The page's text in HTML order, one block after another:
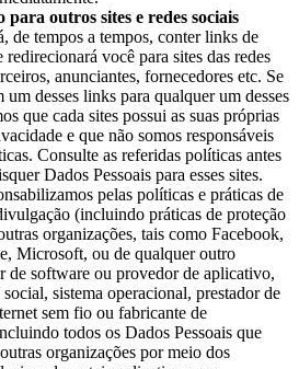
outros sites e redes sociais
de tempos a tempos, conter links de
você para sites das redes
anunciantes, fornecedores etc. Se
um desses links para qualquer um desses
que cada sites possui as suas próprias
e que não somos responsáveis
Consulte as referidas políticas antes
Dados Pessoais para esses sites.
pelas políticas e práticas de
(incluindo práticas de proteção
organizações, tais como Facebook,
Microsoft, ou de qualquer outro
de software ou provedor de aplicativo,
sistema operacional, prestador de
sem fio ou fabricante de
todos os Dados Pessoais que
organizações por meio dos